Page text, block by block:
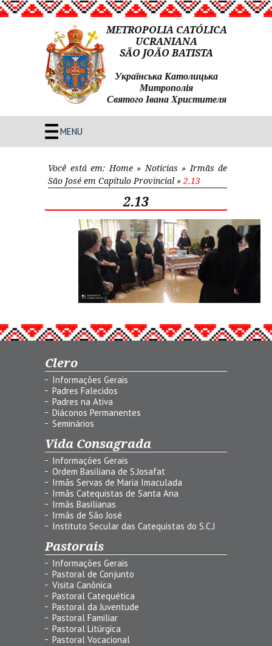
METROPOLIA CATÓLICA
UCRANIANA
SÃO JOÃO BATISTA
Українська Католицька
Митрополія
Святого Івана Христителя
MENU
Você está em: Home» Noticias » Irmãs de
São José em Capítulo Provincial » 2.13
2.13
Clero
Informações Gerais
Padres Falecidos
Padres na Ativa
Diáconos Permanentes
Seminários
Vida Consagrada
Informações Gerais
Ordem Basiliana de S.Josafat
Irmãs Servas de Maria Imaculada
Irmãs Catequistas de Santa Ana
Irmãs Basilianas
Irmãs de São José
Instituto Secular das Catequistas do S.C.J
Pastorais
Informações Gerais
Pastoral de Conjunto
Visita Canônica
Pastoral Catequética
Pastoral da Juventude
Pastoral Familiar
Pastoral Litúrgica
Pastoral Vocacional